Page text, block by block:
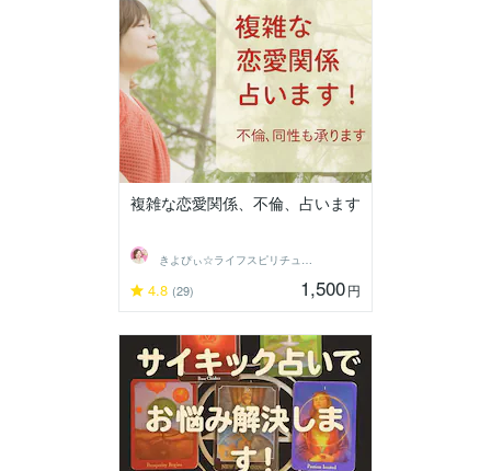
複雑な恋愛関係、不倫、占います
4.8 (29) 1,500円